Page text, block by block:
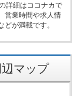
詳細はココナカで
営業時間や求人情
が満載です。
マップ